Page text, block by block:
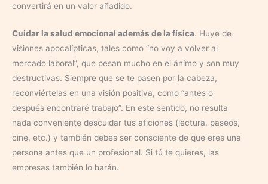
convertirá en un valor añadido.
Cuidar la salud emocional además de la física. Huye de
visiones apocalípticas, tales como “no voy a volver al
mercado laboral”, que pesan mucho en el ánimo y son muy
destructivas. Siempre que se te pasen por la cabeza,
reconviértelas en una visión positiva, como “antes o
después encontraré trabajo”. En este sentido, no resulta
nada conveniente descuidar tus aficiones (lectura, paseos,
cine, etc.) y también debes ser consciente de que eres una
persona antes que un profesional. Si tú te quieres, las
empresas también lo harán.